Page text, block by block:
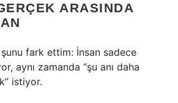
ARASINDA
şunu fark ettim: İnsan sadece
aynı zamanda “şu anı daha
istiyor.